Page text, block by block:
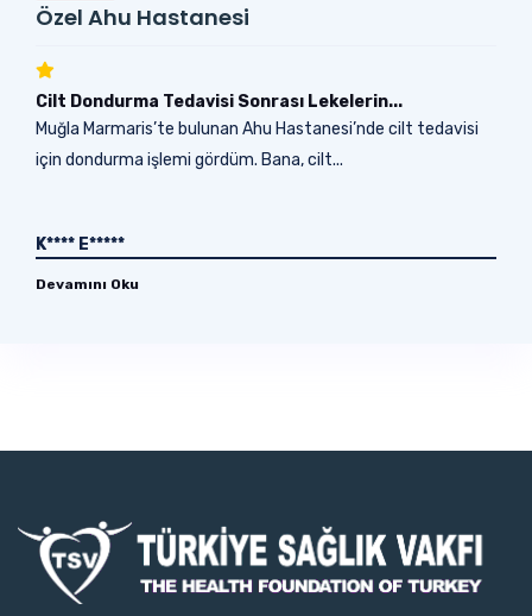
Özel Ahu Hastanesi
Cilt Dondurma Tedavisi Sonrası Lekelerin...
Muğla Marmaris’te bulunan Ahu Hastanesi’nde cilt tedavisi
için dondurma işlemi gördüm. Bana, cilt...
K**** E*****
Devamını Oku